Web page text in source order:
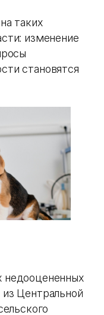
таких
изменение
становятся
недооцененных
Центральной